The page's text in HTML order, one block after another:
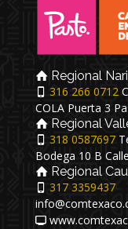
Regional
316 266 0712
COLA Puerta 3
Regional
318 0587697
Bodega 10 B
Regional
317 3359437